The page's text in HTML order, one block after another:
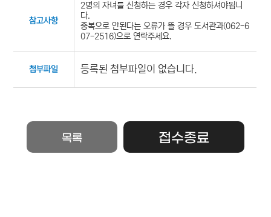
참고사항
2명의 자녀를 신청하는 경우 각자 신청하셔야됩니
다.
중복으로 안된다는 오류가 뜰 경우 도서관과(062-6
07-2516)으로 연락주세요.
첨부파일 등록된 첨부파일이 없습니다.
목록 접수종료